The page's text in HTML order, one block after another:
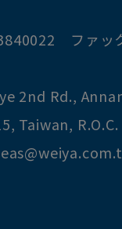
ファッ
2nd Rd.,
, Taiwan, R.O.C.